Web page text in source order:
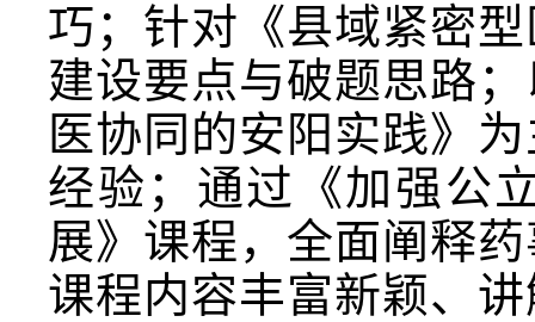
巧；针对《县域紧密
建设要点与破题思路
医协同的安阳实践》
经验；通过《加强公
展》课程，全面阐释
课程内容丰富新颖、